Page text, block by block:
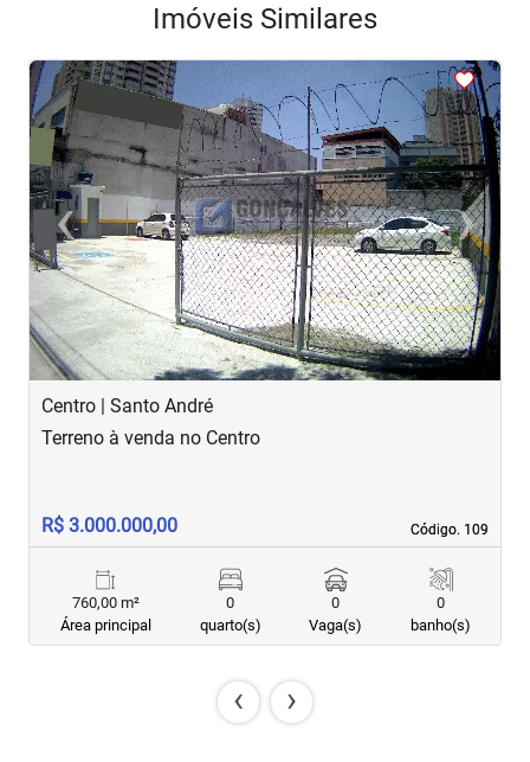
Imóveis Similares
<<<<
‹Previous ›Next
Centro | Santo André
Código. 109
Código. 109
Terreno à venda no Centro
R$ 3.000.000,00
760,00 m²
Área principal
0
quarto(s)
0
Vaga(s)
0
banho(s)
‹ ›